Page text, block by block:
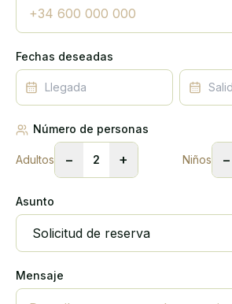
Fechas deseadas
Número de personas
Adultos − 2 + Niños −
Asunto
Mensaje